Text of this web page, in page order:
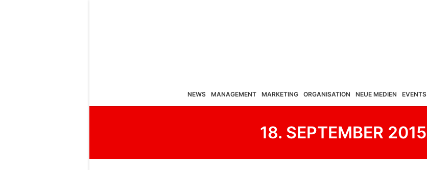
NEWS MANAGEMENT MARKETING ORGANISATION NEUE MEDIEN EVENTS
18. SEPTEMBER 2015